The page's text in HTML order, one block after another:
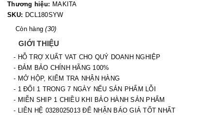
Thương hiệu: MAKITA
SKU: DCL180SYW
Còn hàng(30)
GIỚI THIỆU
- HỖ TRỢ XUẤT VAT CHO QUÝ DOANH NGHIỆP
- ĐẢM BẢO CHÍNH HÃNG 100%
- MỞ HỘP, KIỂM TRA NHẬN HÀNG
- 1 ĐỔI 1 TRONG 7 NGÀY NẾU SẢN PHẨM LỖI
- MIỄN SHIP 1 CHIỀU KHI BẢO HÀNH SẢN PHẨM
- LIÊN HỆ 0328025013 ĐỂ NHẬN BÁO GIÁ TỐT NHẤT